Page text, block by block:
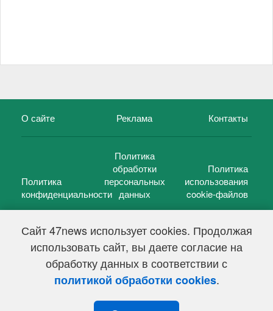
Сайт 47news использует cookies. Продолжая
использовать сайт, вы даете согласие на
обработку данных в соответствии с
политикой обработки cookies.
О сайте Реклама Контакты
Политика
конфиденциальности
Политика
обработки
персональных
данных
Политика
использования
cookie-файлов
47 новостей (47 news)2005 — 2026 г.
Свидетельство о регистрации СМИ Эл № ФС 77-39848, выдано
Федеральной службой по надзору в сфере связи,
информационных технологий и массовых коммуникаций